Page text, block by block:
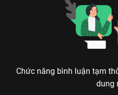
Chức năng bình luận tạm
dung